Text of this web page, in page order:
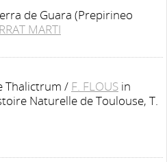
de Guara (Prepirineo
MARTI
Thalictrum / F. FLOUS in
Naturelle de Toulouse, T.